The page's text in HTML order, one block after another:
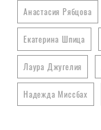
Анастасия Рябцова
Екатерина Шпица
Лаура Джугелия
Надежда Миссбах